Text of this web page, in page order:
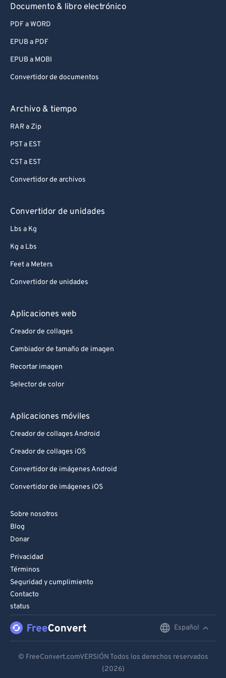
Documento & libro electrónico
PDF a WORD
EPUB a PDF
EPUB a MOBI
Convertidor de documentos
Archivo & tiempo
RAR a Zip
PST a EST
CST a EST
Convertidor de archivos
Convertidor de unidades
Lbs a Kg
Kg a Lbs
Feet a Meters
Convertidor de unidades
Aplicaciones web
Creador de collages
Cambiador de tamaño de imagen
Recortar imagen
Selector de color
Aplicaciones móviles
Creador de collages Android
Creador de collages iOS
Convertidor de imágenes Android
Convertidor de imágenes iOS
Sobre nosotros
Blog
Donar
Privacidad
Términos
Seguridad y cumplimiento
Contacto
status
Español
Español
© FreeConvert.comVERSIÓN Todos los derechos reservados
(2026)